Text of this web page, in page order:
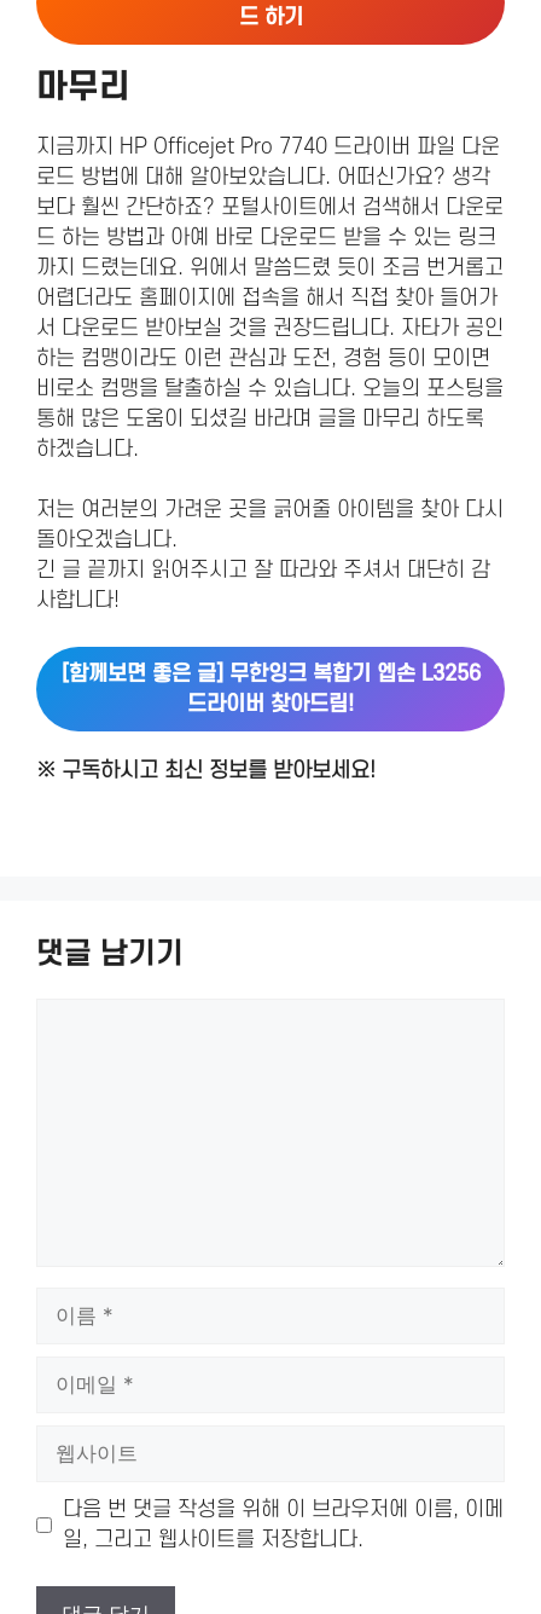
드 하기
마무리
지금까지 HP Officejet Pro 7740 드라이버 파일 다운
로드 방법에 대해 알아보았습니다. 어떠신가요? 생각
보다 훨씬 간단하죠? 포털사이트에서 검색해서 다운로
드 하는 방법과 아예 바로 다운로드 받을 수 있는 링크
까지 드렸는데요. 위에서 말씀드렸 듯이 조금 번거롭고
어렵더라도 홈페이지에 접속을 해서 직접 찾아 들어가
서 다운로드 받아보실 것을 권장드립니다. 자타가 공인
하는 컴맹이라도 이런 관심과 도전, 경험 등이 모이면
비로소 컴맹을 탈출하실 수 있습니다. 오늘의 포스팅을
통해 많은 도움이 되셨길 바라며 글을 마무리 하도록
하겠습니다.
저는 여러분의 가려운 곳을 긁어줄 아이템을 찾아 다시
돌아오겠습니다.
긴 글 끝까지 읽어주시고 잘 따라와 주셔서 대단히 감
사합니다!
[함께보면 좋은 글] 무한잉크 복합기 엡손 L3256
드라이버 찾아드림!
※ 구독하시고 최신 정보를 받아보세요!
댓글 남기기
트
다음 번 댓글 작성을 위해 이 브라우저에 이름, 이메
일, 그리고 웹사이트를 저장합니다.